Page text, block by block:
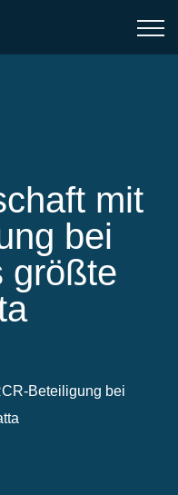
mit
bei
größte
Beteiligung bei